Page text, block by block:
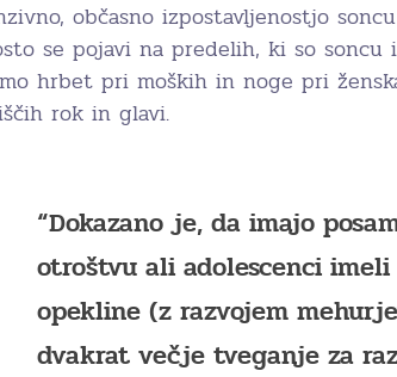
občasno izpostavljenostjo
se pojavi na predelih, ki so soncu
hrbet pri moških in noge pri
rok in glavi.
“Dokazano je, da imajo
otroštvu ali adolescenci
opekline (z razvojem
dvakrat večje tveganje za